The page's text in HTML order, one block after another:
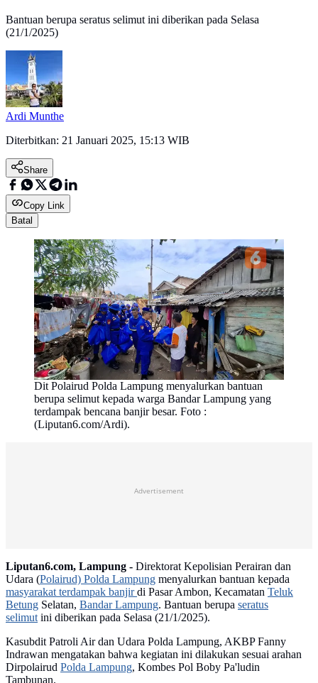
Bantuan berupa seratus selimut ini diberikan pada Selasa
(21/1/2025)
Ardi Munthe
Diterbitkan: 21 Januari 2025, 15:13 WIB
Share
Copy Link
Batal
Dit Polairud Polda Lampung menyalurkan bantuan
berupa selimut kepada warga Bandar Lampung yang
terdampak bencana banjir besar. Foto :
(Liputan6.com/Ardi).
Advertisement
Liputan6.com, Lampung - Direktorat Kepolisian Perairan dan
Udara (Polairud) Polda Lampung menyalurkan bantuan kepada
masyarakat terdampak banjirdi Pasar Ambon, Kecamatan Teluk
Betung Selatan, Bandar Lampung. Bantuan berupa seratus
selimutini diberikan pada Selasa (21/1/2025).
Kasubdit Patroli Air dan Udara Polda Lampung, AKBP Fanny
Indrawan mengatakan bahwa kegiatan ini dilakukan sesuai arahan
Dirpolairud Polda Lampung, Kombes Pol Boby Pa'ludin
Tambunan.